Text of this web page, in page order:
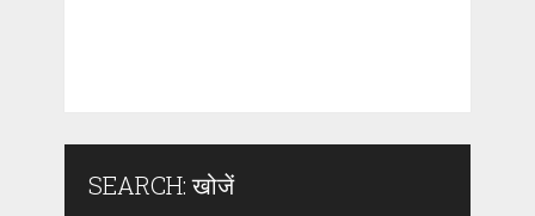
SEARCH: खोजें